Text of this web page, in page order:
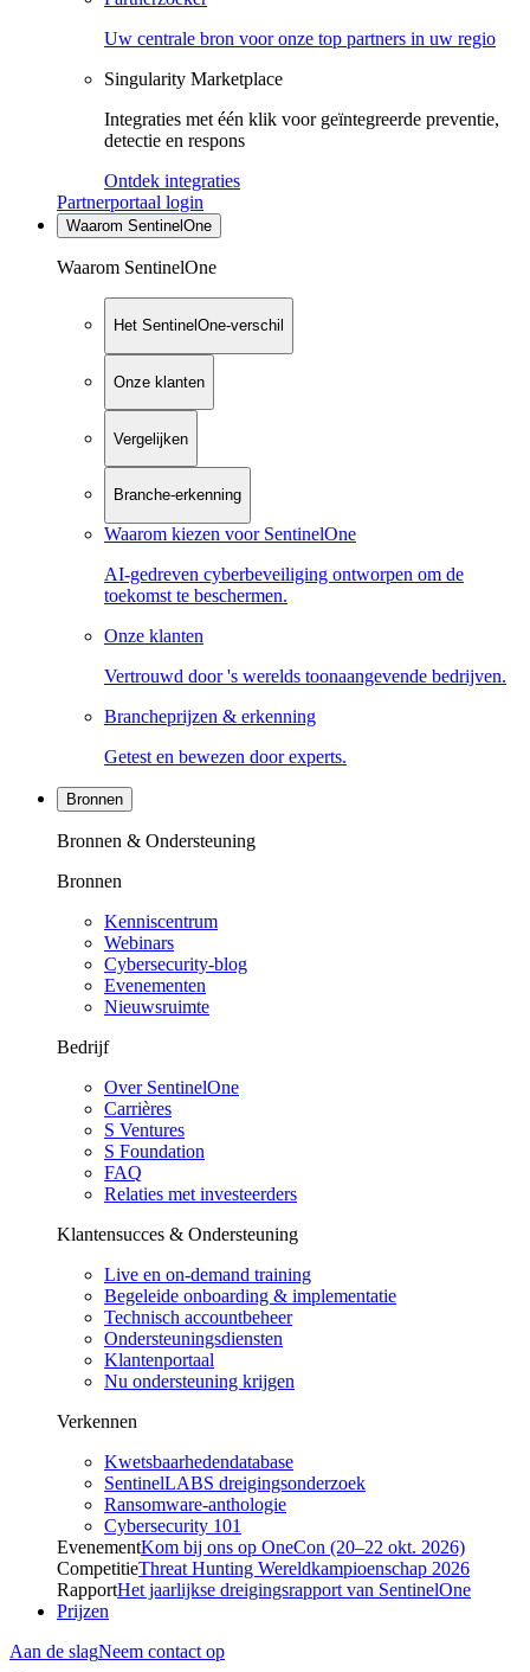
Uw centrale bron voor onze top partners in uw regio
Singularity Marketplace
Integraties met één klik voor geïntegreerde preventie,
detectie en respons
Ontdek integraties
Partnerportaal login
Waarom SentinelOne
Waarom SentinelOne
Het SentinelOne-verschil
Onze klanten
Vergelijken
Branche-erkenning
Waarom kiezen voor SentinelOne
AI-gedreven cyberbeveiliging ontworpen om de
toekomst te beschermen.
Onze klanten
Vertrouwd door 's werelds toonaangevende bedrijven.
Brancheprijzen & erkenning
Getest en bewezen door experts.
Bronnen
Bronnen & Ondersteuning
Bronnen
Kenniscentrum
Webinars
Cybersecurity-blog
Evenementen
Nieuwsruimte
Bedrijf
Over SentinelOne
Carrières
S Ventures
S Foundation
FAQ
Relaties met investeerders
Klantensucces & Ondersteuning
Live en on-demand training
Begeleide onboarding & implementatie
Technisch accountbeheer
Ondersteuningsdiensten
Klantenportaal
Nu ondersteuning krijgen
Verkennen
Kwetsbaarhedendatabase
SentinelLABS dreigingsonderzoek
Ransomware-anthologie
Cybersecurity 101
EvenementKom bij ons op OneCon (20–22 okt. 2026)
CompetitieThreat Hunting Wereldkampioenschap 2026
RapportHet jaarlijkse dreigingsrapport van SentinelOne
Prijzen
Aan de slagNeem contact op